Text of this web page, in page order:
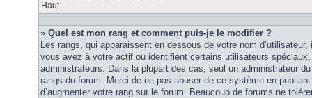
Haut
» Quel est mon rang et comment puis-je le modifier ?
Les rangs, qui apparaissent en dessous de votre nom
vous avez à votre actif ou identifient certains utilisateurs
administrateurs. Dans la plupart des cas, seul un administrateur
rangs du forum. Merci de ne pas abuser de ce système en
d’augmenter votre rang sur le forum. Beaucoup de forums ne